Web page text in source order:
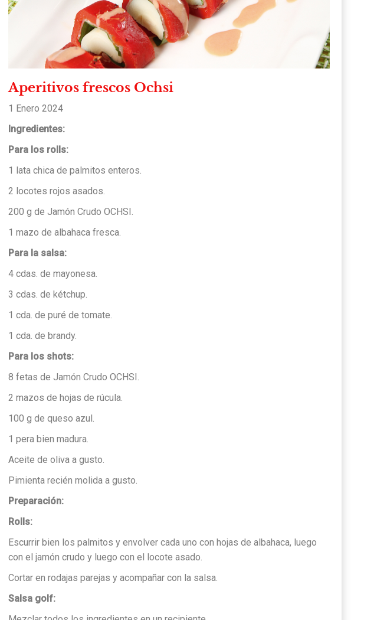
Aperitivos frescos Ochsi
1 Enero 2024
Ingredientes:
Para los rolls:
1 lata chica de palmitos enteros.
2 locotes rojos asados.
200 g de Jamón Crudo OCHSI.
1 mazo de albahaca fresca.
Para la salsa:
4 cdas. de mayonesa.
3 cdas. de kétchup.
1 cda. de puré de tomate.
1 cda. de brandy.
Para los shots:
8 fetas de Jamón Crudo OCHSI.
2 mazos de hojas de rúcula.
100 g de queso azul.
1 pera bien madura.
Aceite de oliva a gusto.
Pimienta recién molida a gusto.
Preparación:
Rolls:
Escurrir bien los palmitos y envolver cada uno con hojas de albahaca, luego
con el jamón crudo y luego con el locote asado.
Cortar en rodajas parejas y acompañar con la salsa.
Salsa golf: